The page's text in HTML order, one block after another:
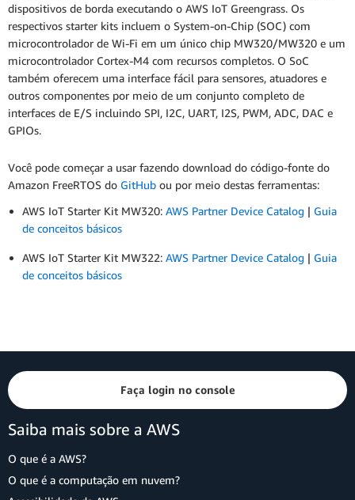
dispositivos de borda executando o AWS IoT Greengrass. Os
respectivos starter kits incluem o System-on-Chip (SOC) com
microcontrolador de Wi-Fi em um único chip MW320/MW320 e um
microcontrolador Cortex-M4 com recursos completos. O SoC
também oferecem uma interface fácil para sensores, atuadores e
outros componentes por meio de um conjunto completo de
interfaces de E/S incluindo SPI, I2C, UART, I2S, PWM, ADC, DAC e
GPIOs.
Você pode começar a usar fazendo download do código-fonte do
Amazon FreeRTOS do GitHub ou por meio destas ferramentas:
AWS IoT Starter Kit MW320: AWS Partner Device Catalog | Guia
de conceitos básicos
AWS IoT Starter Kit MW322: AWS Partner Device Catalog | Guia
de conceitos básicos
Faça login no console
Saiba mais sobre a AWS
O que é a AWS?
O que é a computação em nuvem?